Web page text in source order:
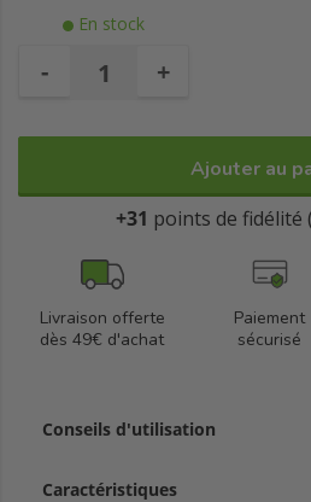
Sans silicone, sans huile de palme ni
99% du total est d'origine naturelle.
29% du total des ingrédients
95% du total des ingrédients
Cosmos Organic Certifié par
Certifié One Voice.
Fabriqué en France.
En stock
- +
Ajouter au
+31 points de fidélité
Livraison offerte
dès 49€ d'achat
Paiement
sécurisé
Conseils d'utilisation
Caractéristiques